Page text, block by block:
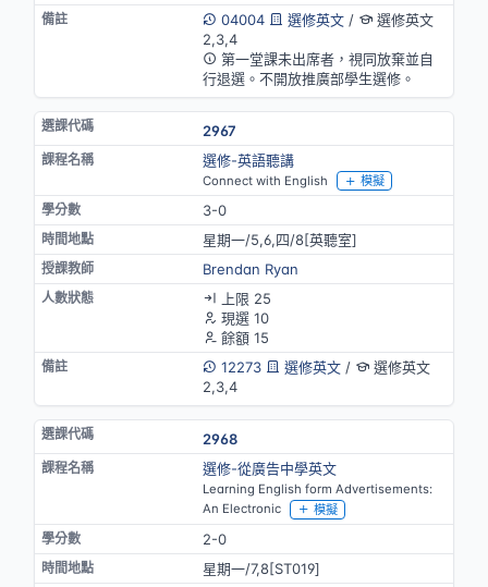
04004
選修英文/
選修英文
2,3,4
第一堂課未出席者，視同放棄並自
行退選。不開放推廣部學生選修。
2967
選修-英語聽講
Connect with English 模擬
3-0
星期一/5,6,四/8[英聽室]
Brendan Ryan
上限 25
現選 10
餘額 15
12273
選修英文/
選修英文
2,3,4
2968
選修-從廣告中學英文
Learning English form Advertisements:
An Electronic
模擬
2-0
星期一/7,8[ST019]